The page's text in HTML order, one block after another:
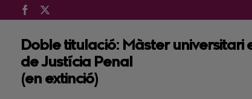
Doble titulació: Màster universitari
de Justícia Penal
(en extinció)